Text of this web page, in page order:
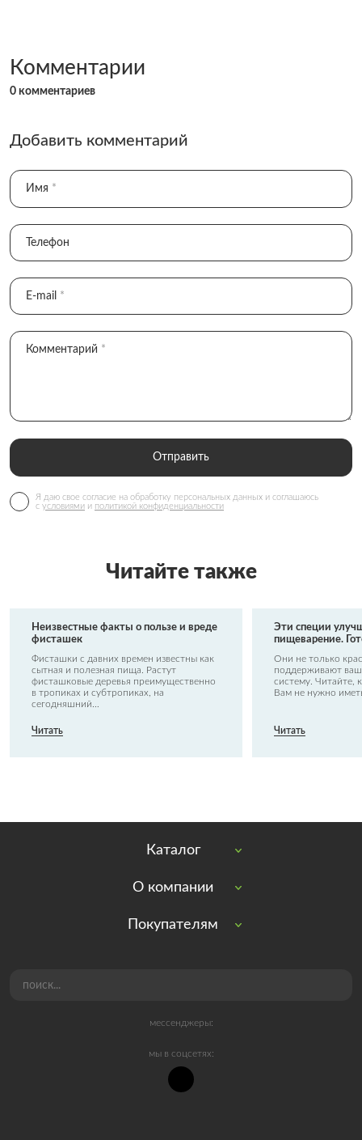
Комментарии
0 комментариев
Добавить комментарий
Имя *
Телефон
E-mail *
Комментарий *
Отправить
Я даю свое согласие на обработку персональных данных и соглашаюсь
с условиями и политикой конфиденциальности
Читайте также
Неизвестные факты о пользе и вреде
фисташек
Фисташки с давних времен известны как
сытная и полезная пища. Растут
фисташковые деревья преимущественно
в тропиках и субтропиках, на
сегодняшний…
Читать
Эти специи
пищеварение.
Они не только
поддерживают
систему. Читайте,
Вам не нужно
Читать
Каталог
О компании
Покупателям
мессенджеры:
мы в соцсетях: